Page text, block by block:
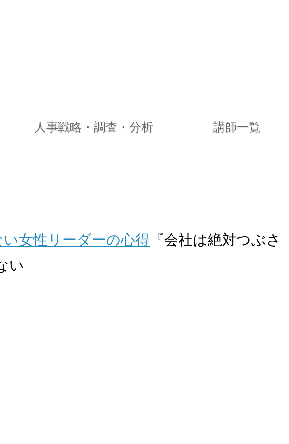
人事戦略・調査・分析 講師一覧
女性リーダーの心得 『会社は絶対つぶさ
い